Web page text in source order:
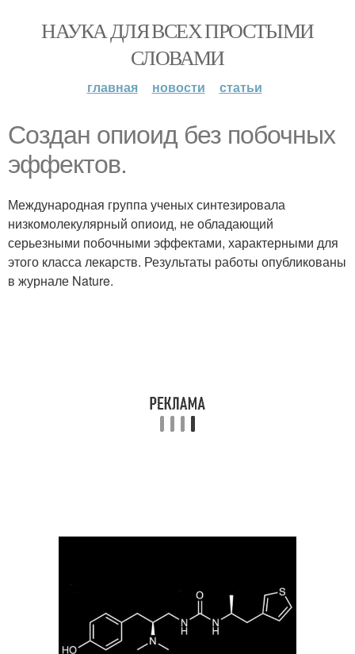
НАУКА ДЛЯ ВСЕХ ПРОСТЫМИ
СЛОВАМИ
главная новости статьи
Создан опиоид без побочных
эффектов.
Международная группа ученых синтезировала
низкомолекулярный опиоид, не обладающий
серьезными побочными эффектами, характерными для
этого класса лекарств. Результаты работы опубликованы
в журнале Nature.